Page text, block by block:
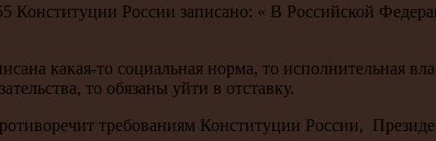
Конституции России записано: « В Российской
какая-то социальная норма, то исполнительная
то обязаны уйти в отставку.
требованиям Конституции России,